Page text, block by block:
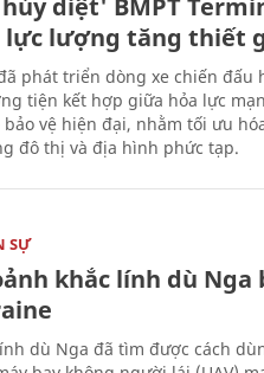
diệt' BMPT
lực lượng tăng thiết
phát triển dòng xe chiến đấu
tiện kết hợp giữa hỏa lực
bảo vệ hiện đại, nhằm tối ưu
đô thị và địa hình phức tạp.
SỰ
khắc lính dù
dù Nga đã tìm được cách